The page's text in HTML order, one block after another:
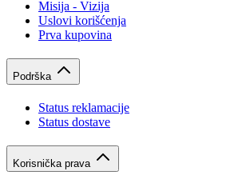
Misija - Vizija
Uslovi korišćenja
Prva kupovina
Podrška
Status reklamacije
Status dostave
Korisnička prava